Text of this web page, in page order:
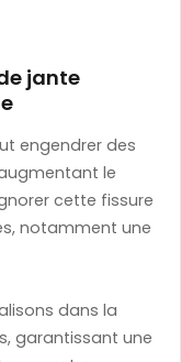
jante
engendrer des
le
cette fissure
notamment une
dans la
garantissant une